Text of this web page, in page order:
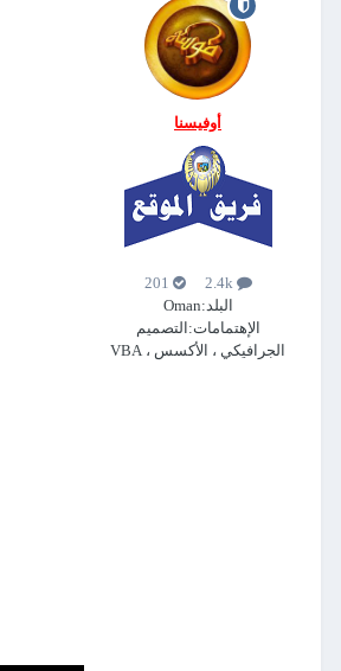
أوفيسنا
2.4k
البلد:Oman
الإهتمامات: التصميم
الجرافيكي ، الأكسس ، VBA